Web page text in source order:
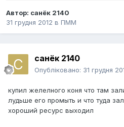
Автор: санёк 2140
31 грудня 2012 в ПММ
санёк 2140
Опубліковано: 31 грудня
купил желелного коня что там
лудьше его промыть и что туда
хороший ресурс выходил